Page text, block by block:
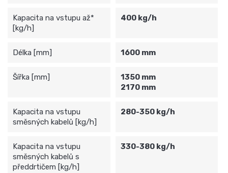
Kapacita na vstupu až*
[kg/h]
400 kg/h
Délka [mm] 1600 mm
Šířka [mm]
1350 mm
2170 mm
Kapacita na vstupu
směsných kabelů [kg/h]
280-350 kg/h
Kapacita na vstupu
směsných kabelů s
předdrtičem [kg/h]
330-380 kg/h